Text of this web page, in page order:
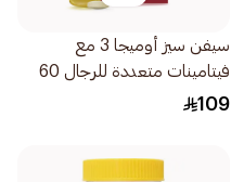
سيفن سيز أوميجا 3 مع
فيتامينات متعددة للرجال 60
كبسولة
109